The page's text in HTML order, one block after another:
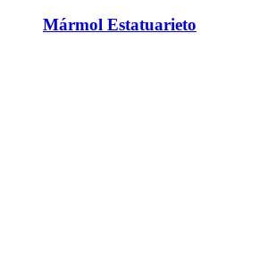
Mármol Estatuarieto